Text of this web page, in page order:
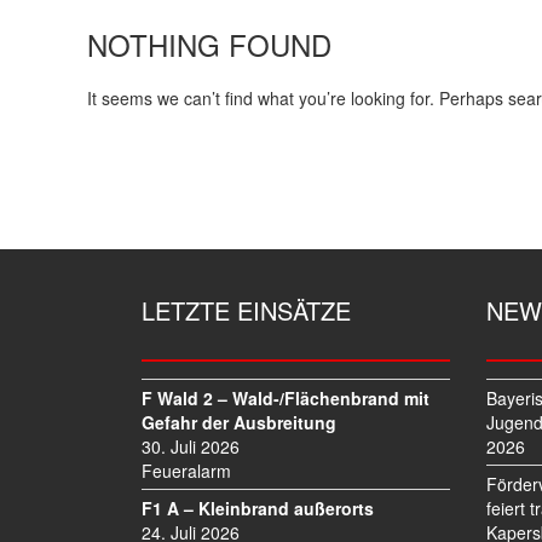
NOTHING FOUND
It seems we can’t find what you’re looking for. Perhaps
LETZTE EINSÄTZE
F Wald 2 – Wald-/Flächenbrand mit
Gefahr der Ausbreitung
30. Juli 2026
Feueralarm
F1 A – Kleinbrand außerorts
24. Juli 2026
2026
feiert